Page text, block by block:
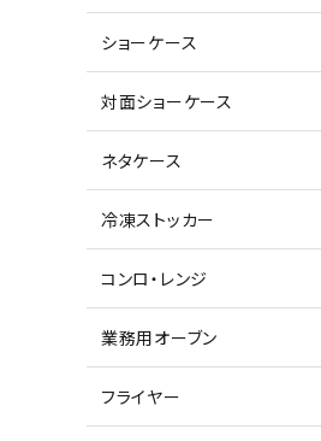
ショーケース
対面ショーケース
ネタケース
冷凍ストッカー
コンロ・レンジ
業務用オーブン
フライヤー